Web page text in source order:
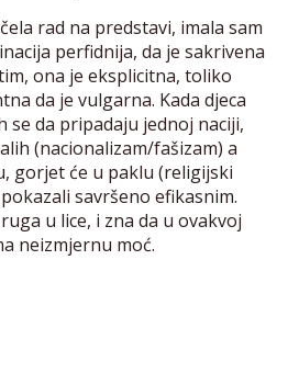
rad na predstavi, imala sam
perfidnija, da je sakrivena
ona je eksplicitna, toliko
da je vulgarna. Kada djeca
se da pripadaju jednoj naciji,
(nacionalizam/fašizam) a
gorjet će u paklu (religijski
savršeno efikasnim.
u lice, i zna da u ovakvoj
neizmjernu moć.